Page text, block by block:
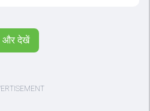
वैभव सूर्यवंशी को तीसरे ओपनर के तौर पर
अभिषेक शर्मा और संजू सैमसन पहली पसंद
और देखें